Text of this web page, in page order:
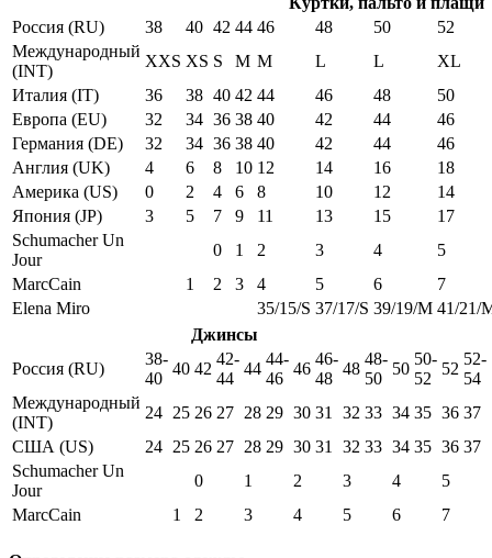
Россия (RU)
38 40 42 44 46 48 50
52
Международный
(INT)
XXS XS S M M L L
XL
Италия (IT)
36 38 40 42 44 46 48
50
Европа (EU)
32 34 36 38 40 42 44
46
Германия (DE)
32 34 36 38 40 42 44
46
Англия (UK)
4 6 8 10 12 14 16
18
Америка (US)
0 2 4 6 8 10 12
14
Япония (JP)
3 5 7 9 11 13 15
17
Schumacher Un
Jour
0 1 2 3 4
5
MarcCain
1 2 3 4 5 6
7
Elena Miro
35/15/S 37/17/S 39/19/M 41/21/
Джинсы
Россия (RU)
38-
40
40 42
42-
44
44
44-
46
46
46-
48
48
48-
50
50
50-
52
52
52-
54
Международный
(INT)
24 25 26 27 28 29 30 31 32 33 34 35 36 37
США (US)
24 25 26 27 28 29 30 31 32 33 34 35 36 37
Schumacher Un
Jour
0 1 2 3 4
5
MarcCain
1 2 3 4 5 6 7